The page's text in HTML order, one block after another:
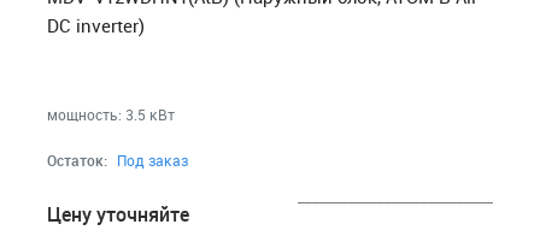
Телевизоры, аудио, видео, радары
Товары для дома и сада
Медицинские приборы
DC inverter)
мощность: 3.5 кВт
Остаток: Под заказ
Цену уточняйте